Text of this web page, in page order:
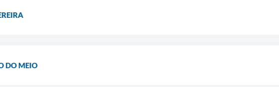
DO MEIO